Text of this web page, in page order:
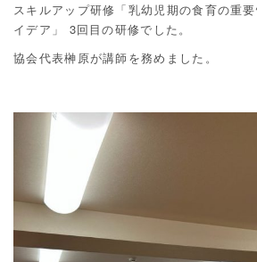
スキルアップ研修「乳幼児期の食育の重
イデア」 3回目の研修でした。
協会代表榊原が講師を務めました。